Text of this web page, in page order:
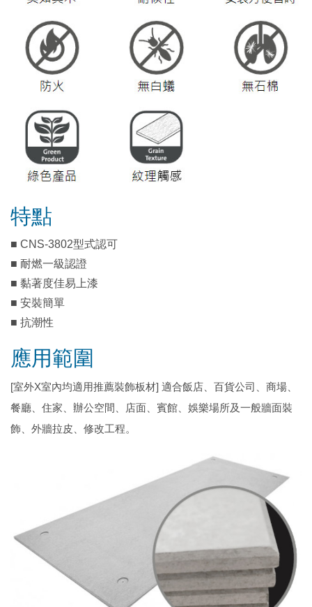
特點
■ CNS-3802型式認可
■ 耐燃一級認證
■ 黏著度佳易上漆
■ 安裝簡單
■ 抗潮性
應用範圍
[室外X室內均適用推薦裝飾板材] 適合飯店、百貨公司、商場、
餐廳、住家、辦公空間、店面、賓館、娛樂場所及一般牆面裝
飾、外牆拉皮、修改工程。